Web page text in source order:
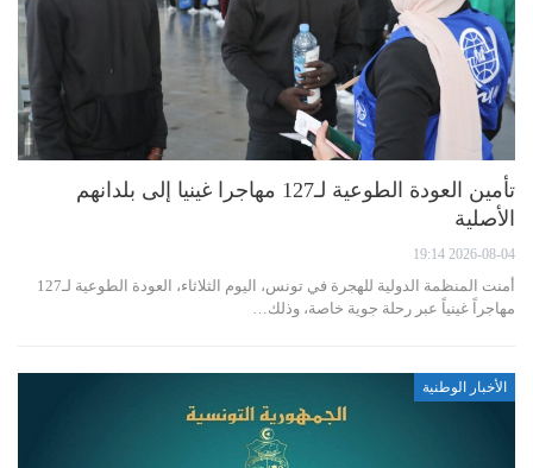
تأمين العودة الطوعية لـ127 مهاجرا غينيا إلى بلدانهم
الأصلية
2026-08-04 19:14
أمنت المنظمة الدولية للهجرة في تونس، اليوم الثلاثاء، العودة الطوعية لـ127
مهاجراً غينياً عبر رحلة جوية خاصة، وذلك…
الأخبار الوطنية